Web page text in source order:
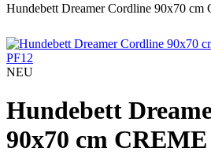
Hundebett Dreamer Cordline 90x70 cm
PF12
NEU
Hundebett
90x70 cm CREME